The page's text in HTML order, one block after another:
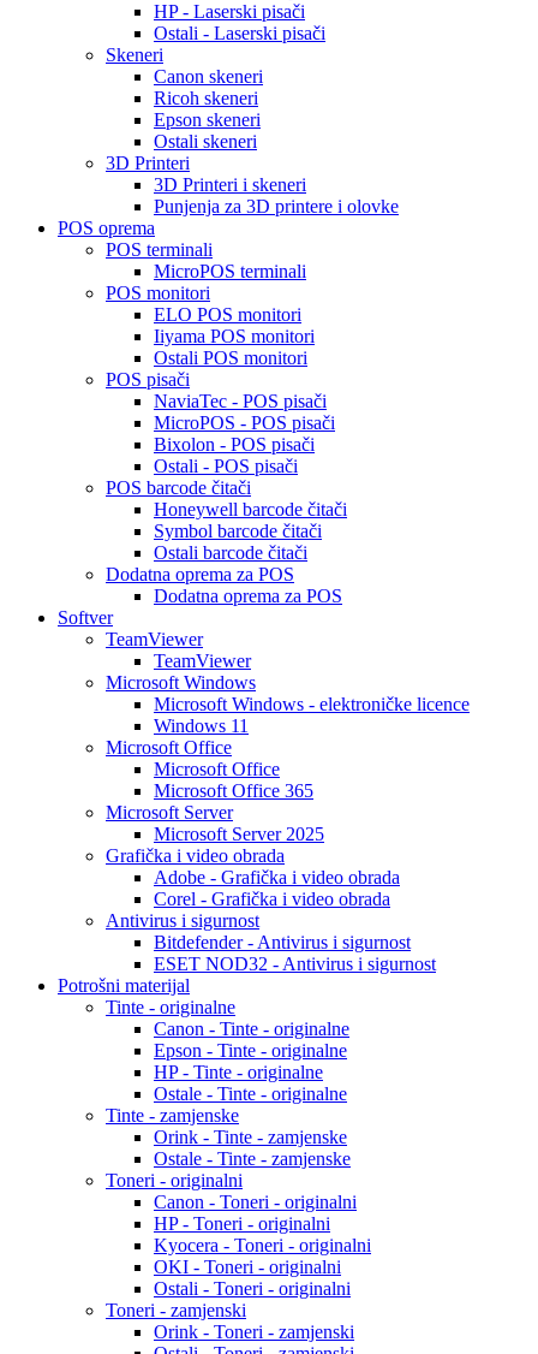
HP - Laserski pisači
Ostali - Laserski pisači
Skeneri
Canon skeneri
Ricoh skeneri
Epson skeneri
Ostali skeneri
3D Printeri
3D Printeri i skeneri
Punjenja za 3D printere i olovke
POS oprema
POS terminali
MicroPOS terminali
POS monitori
ELO POS monitori
Iiyama POS monitori
Ostali POS monitori
POS pisači
NaviaTec - POS pisači
MicroPOS - POS pisači
Bixolon - POS pisači
Ostali - POS pisači
POS barcode čitači
Honeywell barcode čitači
Symbol barcode čitači
Ostali barcode čitači
Dodatna oprema za POS
Dodatna oprema za POS
Softver
TeamViewer
TeamViewer
Microsoft Windows
Microsoft Windows - elektroničke licence
Windows 11
Microsoft Office
Microsoft Office
Microsoft Office 365
Microsoft Server
Microsoft Server 2025
Grafička i video obrada
Adobe - Grafička i video obrada
Corel - Grafička i video obrada
Antivirus i sigurnost
Bitdefender - Antivirus i sigurnost
ESET NOD32 - Antivirus i sigurnost
Potrošni materijal
Tinte - originalne
Canon - Tinte - originalne
Epson - Tinte - originalne
HP - Tinte - originalne
Ostale - Tinte - originalne
Tinte - zamjenske
Orink - Tinte - zamjenske
Ostale - Tinte - zamjenske
Toneri - originalni
Canon - Toneri - originalni
HP - Toneri - originalni
Kyocera - Toneri - originalni
OKI - Toneri - originalni
Ostali - Toneri - originalni
Toneri - zamjenski
Orink - Toneri - zamjenski